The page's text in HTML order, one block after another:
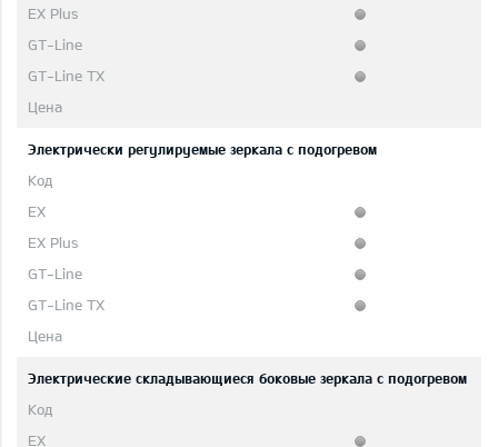
Электрически регулируемые зеркала с подогревом
Электрические складывающиеся боковые зеркала с подогревом